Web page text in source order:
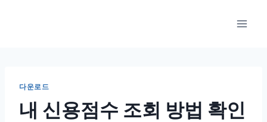
다운로드
내 신용점수 조회 방법 확인